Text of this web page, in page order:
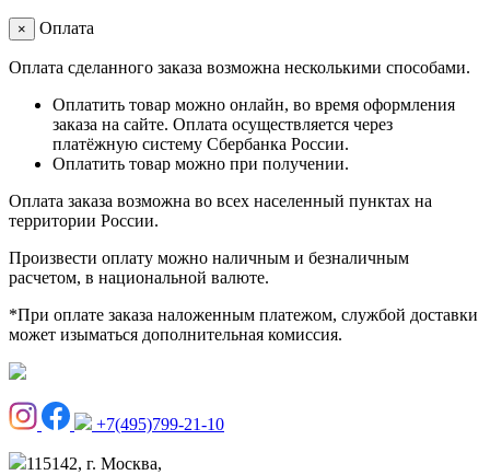
× Оплата
Оплата сделанного заказа возможна несколькими способами.
Оплатить товар можно онлайн, во время оформления
заказа на сайте. Оплата осуществляется через
платёжную систему Сбербанка России.
Оплатить товар можно при получении.
Оплата заказа возможна во всех населенный пунктах на
территории России.
Произвести оплату можно наличным и безналичным
расчетом, в национальной валюте.
*При оплате заказа наложенным платежом, службой доставки
может изыматься дополнительная комиссия.
+7(495)799-21-10
115142, г. Москва,